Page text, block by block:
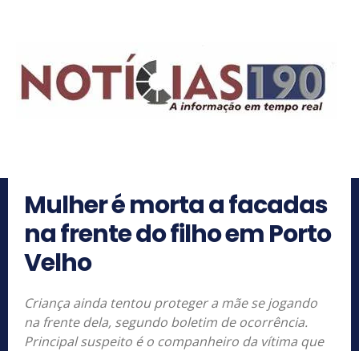
Mulher é morta a facadas
na frente do filho em Porto
Velho
Criança ainda tentou proteger a mãe se jogando
na frente dela, segundo boletim de ocorrência.
Principal suspeito é o companheiro da vítima que